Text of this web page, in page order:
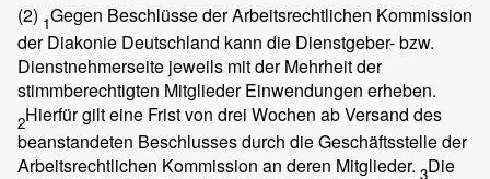
(2) 1Gegen Beschlüsse der Arbeitsrechtlichen Kommission
der Diakonie Deutschland kann die Dienstgeber- bzw.
Dienstnehmerseite jeweils mit der Mehrheit der
stimmberechtigten Mitglieder Einwendungen erheben.
2Hierfür gilt eine Frist von drei Wochen ab Versand des
beanstandeten Beschlusses durch die Geschäftsstelle der
Arbeitsrechtlichen Kommission an deren Mitglieder. 3Die